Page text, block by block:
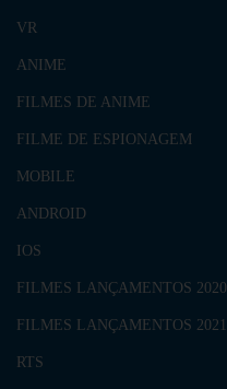
VR
ANIME
FILMES DE ANIME
FILME DE ESPIONAGEM
MOBILE
ANDROID
IOS
FILMES LANÇAMENTOS 2020
FILMES LANÇAMENTOS 2021
RTS